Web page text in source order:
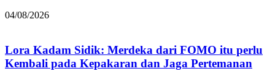
04/08/2026
Lora Kadam Sidik: Merdeka dari FOMO itu perlu
Kembali pada Kepakaran dan Jaga Pertemanan